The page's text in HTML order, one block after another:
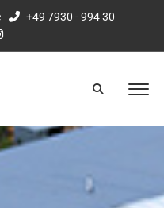
+49 7930 - 994 30